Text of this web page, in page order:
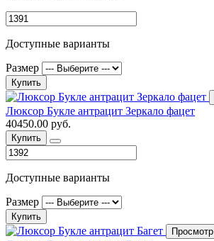
Доступные варианты
Размер
Купить
Люксор Букле антрацит Зеркало фацет
40450.00 руб.
Купить
Доступные варианты
Размер
Купить
Просмотр